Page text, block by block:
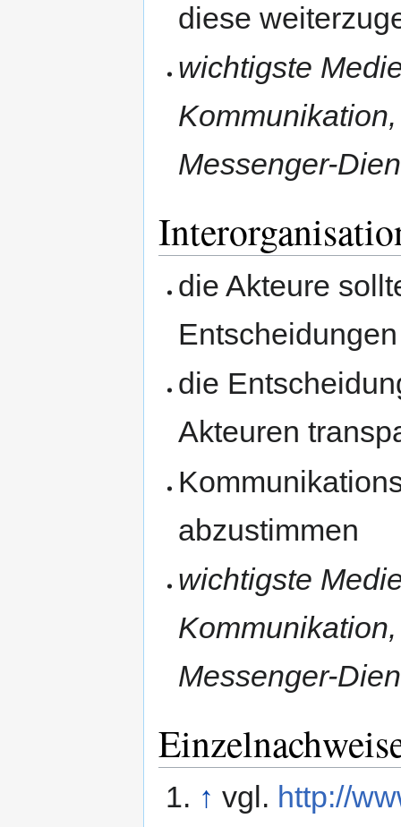
diese
wichtigste
Messenger-
die Akteure
die
Akteuren
abzustimmen
wichtigste
Messenger-
↑ vgl. http://